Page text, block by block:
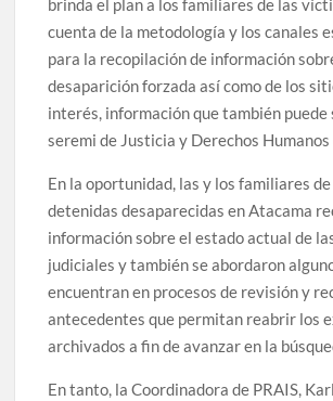
brinda el plan a los familiares de las
cuenta de la metodología y los canales
para la recopilación de información
desaparición forzada así como de los
interés, información que también puede
seremi de Justicia y Derechos
En la oportunidad, las y los familiares
detenidas desaparecidas en Atacama
información sobre el estado actual de
judiciales y también se abordaron
encuentran en procesos de revisión y
antecedentes que permitan reabrir los
archivados a fin de avanzar en la
En tanto, la Coordinadora de PRAIS,